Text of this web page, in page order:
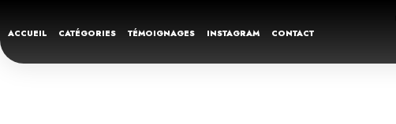
ACCUEIL CATÉGORIES TÉMOIGNAGES INSTAGRAM CONTACT